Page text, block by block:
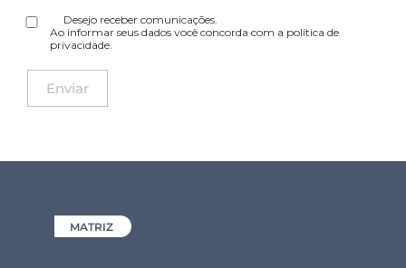
Desejo receber comunicações.
Ao informar seus dados você concorda com a política de
privacidade.
MATRIZ